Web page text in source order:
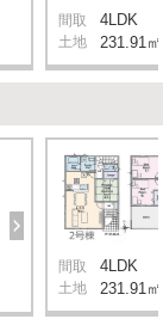
間取 4LDK
土地 231.91㎡
間取 4LDK
土地 231.91㎡